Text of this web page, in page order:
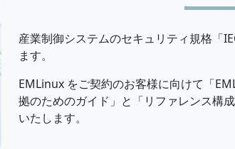
産業制御システムのセキュリティ規格「
ます。
EMLinux をご契約のお客様に向けて「
拠のためのガイド」と「リファレンス構
いたします。